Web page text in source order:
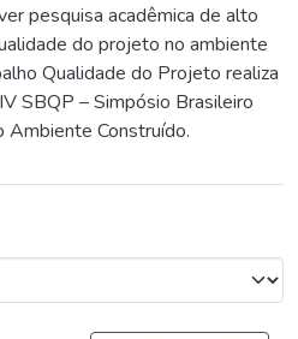
pesquisa acadêmica de alto
do projeto no ambiente
Qualidade do Projeto realiza
SBQP – Simpósio Brasileiro
Construído.